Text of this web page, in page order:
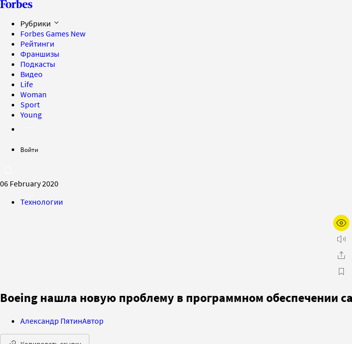
Рубрики
Forbes Games New
Рейтинги
Франшизы
Подкасты
Видео
Life
Woman
Sport
Young
Войти
06 February 2020
Технологии
Boeing нашла новую проблему в программном обеспечении
Александр ПятинАвтор